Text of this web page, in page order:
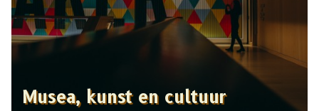
Musea, kunst en cultuur